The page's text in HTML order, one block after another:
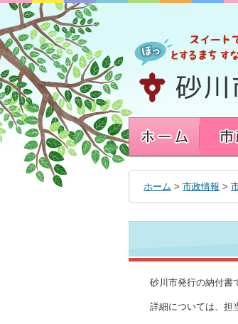
へ
移
動
す
る
ホーム > 市政情報 >
砂川市発行の納付書
詳細については、担